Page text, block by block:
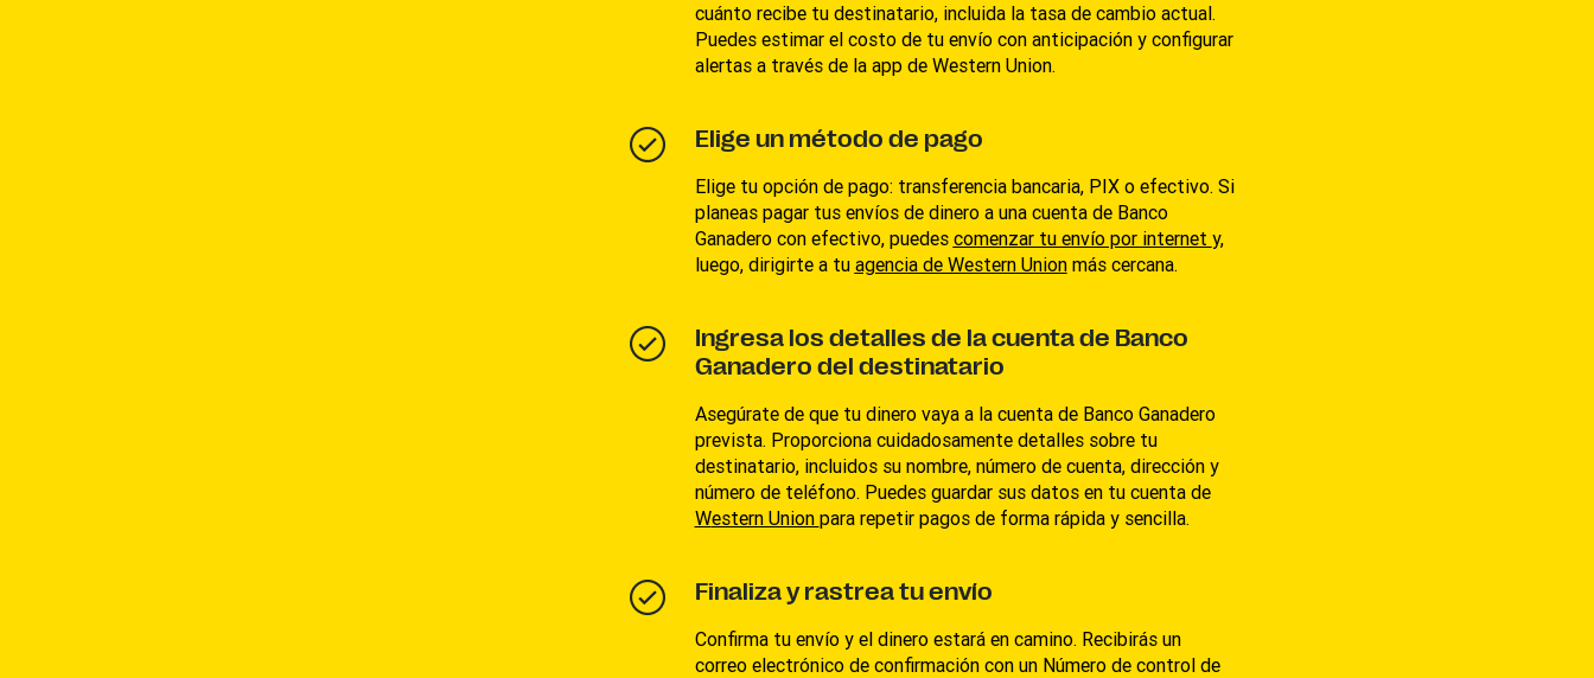
cuánto recibe tu destinatario, incluida la tasa de cambio actual.
Puedes estimar el costo de tu envío con anticipación y configurar
alertas a través de la app de Western Union.
Elige un método de pago
Elige tu opción de pago: transferencia bancaria, PIX o efectivo. Si
planeas pagar tus envíos de dinero a una cuenta de Banco
Ganadero con efectivo, puedes comenzar tu envío por internet y,
luego, dirigirte a tu agencia de Western Unionmás cercana.
Ingresa los detalles de la cuenta de Banco
Ganadero del destinatario
Asegúrate de que tu dinero vaya a la cuenta de Banco Ganadero
prevista. Proporciona cuidadosamente detalles sobre tu
destinatario, incluidos su nombre, número de cuenta, dirección y
número de teléfono. Puedes guardar sus datos en tu cuenta de
Western Union para repetir pagos de forma rápida y sencilla.
Finaliza y rastrea tu envío
Confirma tu envío y el dinero estará en camino. Recibirás un
correo electrónico de confirmación con un Número de control de